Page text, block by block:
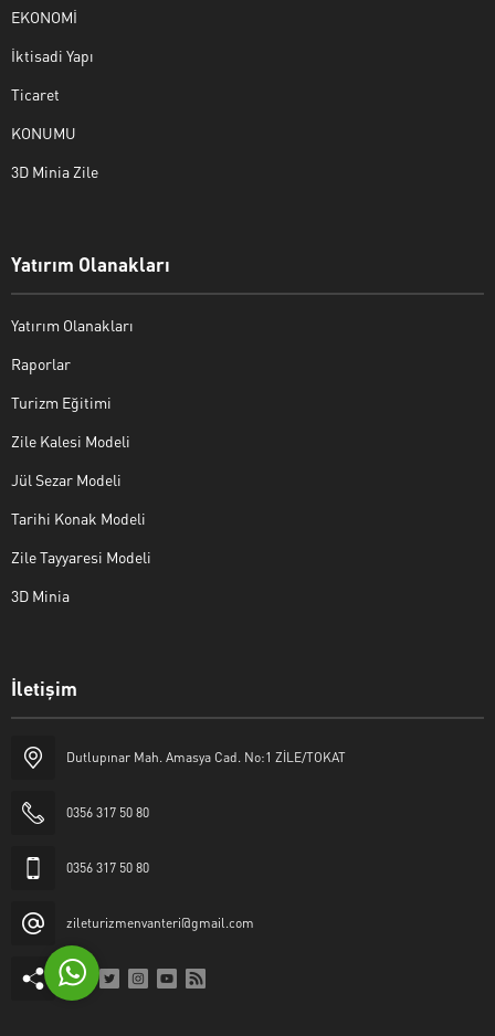
EKONOMİ
İktisadi Yapı
Ticaret
KONUMU
3D Minia Zile
Yatırım Olanakları
Yatırım Olanakları
Raporlar
Turizm Eğitimi
Zile Kalesi Modeli
Jül Sezar Modeli
Tarihi Konak Modeli
Zile Tayyaresi Modeli
3D Minia
İletişim
Dutlupınar Mah. Amasya Cad. No:1 ZİLE/TOKAT
0356 317 50 80
0356 317 50 80
zileturizmenvanteri@gmail.com